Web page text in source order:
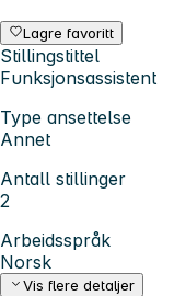
Lagre favoritt
Stillingstittel
Funksjonsassistent
Type ansettelse
Annet
Antall stillinger
2
Arbeidsspråk
Norsk
Vis flere detaljer